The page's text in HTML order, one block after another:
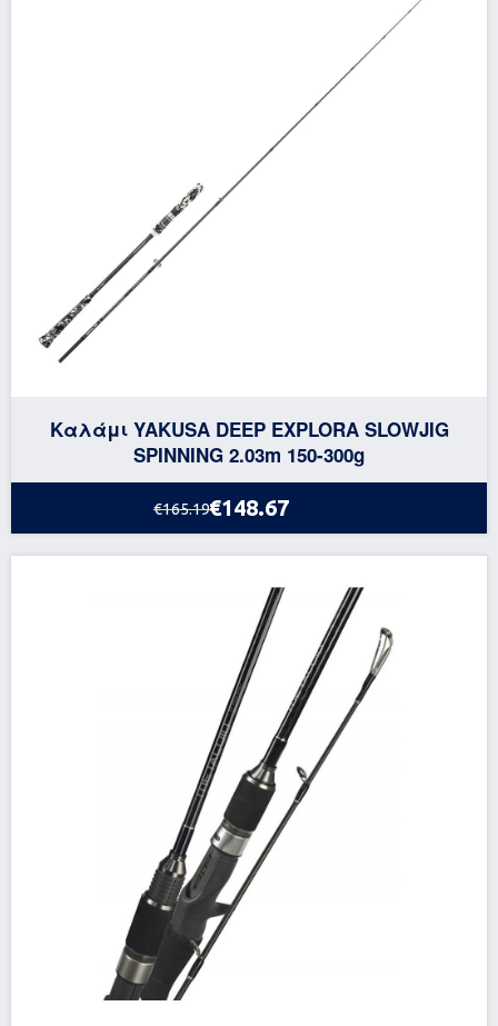
Καλάμι YAKUSA DEEP EXPLORA SLOWJIG
SPINNING 2.03m 150-300g
€165.19€148.67